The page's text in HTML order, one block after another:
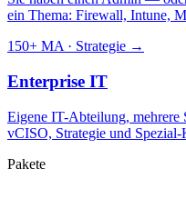
ein Thema: Firewall, Intune,
150+ MA · Strategie →
Enterprise IT
Eigene IT-Abteilung,
vCISO, Strategie und
Pakete